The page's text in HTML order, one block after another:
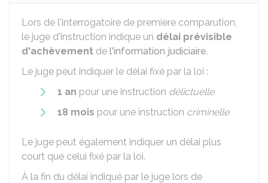
Lors de l'interrogatoire de première comparution,
le juge d'instruction indique un délai prévisible
d'achèvement de l'information judiciaire.
Le juge peut indiquer le délai fixé par la loi :
1 an pour une instruction délictuelle
18 mois pour une instruction criminelle
Le juge peut également indiquer un délai plus
court que celui fixé par la loi.
À la fin du délai indiqué par le juge lors de